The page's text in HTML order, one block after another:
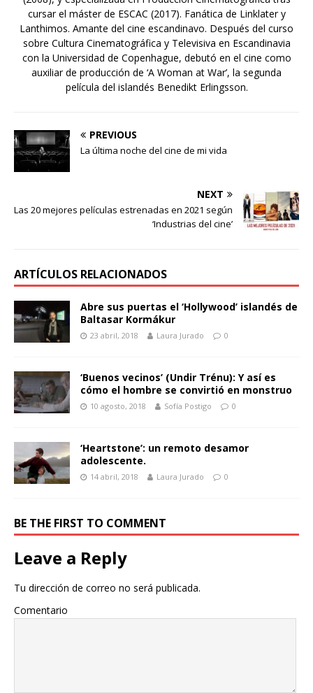
cursar el máster de ESCAC (2017). Fanática de Linklater y
Lanthimos. Amante del cine escandinavo. Después del curso
sobre Cultura Cinematográfica y Televisiva en Escandinavia
con la Universidad de Copenhague, debutó en el cine como
auxiliar de producción de ‘A Woman at War’, la segunda
película del islandés Benedikt Erlingsson.
PREVIOUS
La última noche del cine de mi vida
NEXT
Las 20 mejores películas estrenadas en 2021 según
‘Industrias del cine’
ARTÍCULOS RELACIONADOS
Abre sus puertas el ‘Hollywood’ islandés de
Baltasar Kormákur
23 abril, 2018 Laura Jurado 0
‘Buenos vecinos’ (Undir Trénu): Y así es
cómo el hombre se convirtió en monstruo
10 agosto, 2018 Sofía Postigo 0
‘Heartstone’: un remoto desamor
adolescente.
14 abril, 2018 Laura Jurado 0
BE THE FIRST TO COMMENT
Leave a Reply
Tu dirección de correo no será publicada.
Comentario